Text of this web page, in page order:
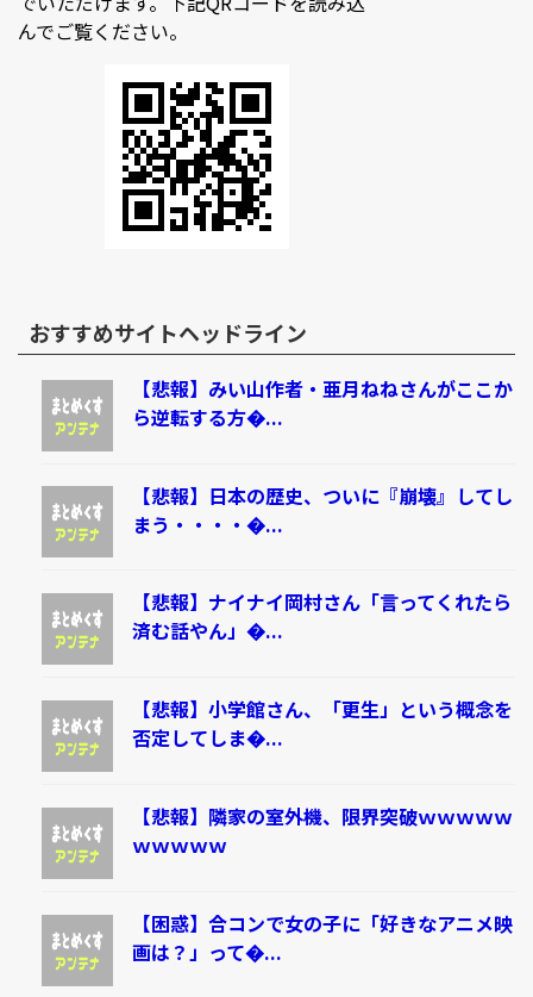
んでご覧ください。
おすすめサイトヘッドライン
【悲報】みい山作者・亜月ねねさんがここか
ら逆転する方�...
【悲報】日本の歴史、ついに『崩壊』してし
まう・・・・�...
【悲報】ナイナイ岡村さん「言ってくれたら
済む話やん」�...
【悲報】小学館さん、「更生」という概念を
否定してしま�...
【悲報】隣家の室外機、限界突破ｗｗｗｗｗ
ｗｗｗｗｗ
【困惑】合コンで女の子に「好きなアニメ映
画は？」って�...